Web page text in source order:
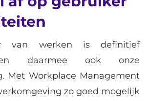
van werken is definitief
daarmee ook onze
Met Workplace Management
zo goed mogelijk